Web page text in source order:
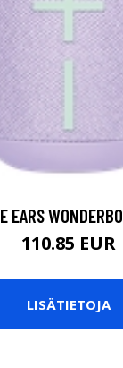
EARS
110.85 EUR
LISÄTIETOJA